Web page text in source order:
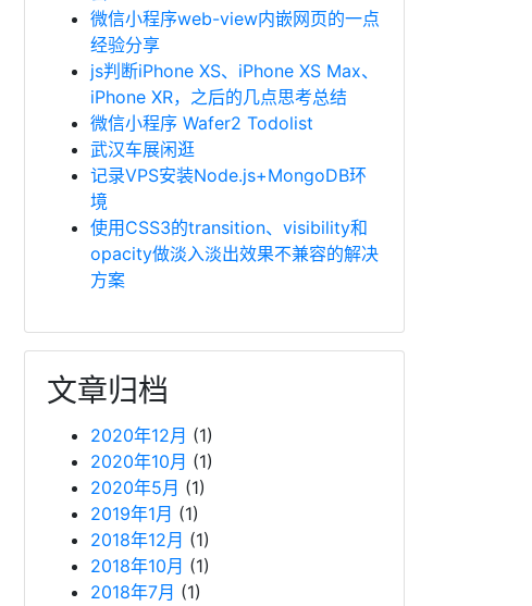
微信小程序web-view内嵌网页的一点
经验分享
js判断iPhone XS、iPhone XS Max、
iPhone XR，之后的几点思考总结
微信小程序 Wafer2 Todolist
武汉车展闲逛
记录VPS安装Node.js+MongoDB环
境
使用CSS3的transition、visibility和
opacity做淡入淡出效果不兼容的解决
方案
文章归档
2020年12月 (1)
2020年10月 (1)
2020年5月 (1)
2019年1月 (1)
2018年12月 (1)
2018年10月 (1)
2018年7月 (1)